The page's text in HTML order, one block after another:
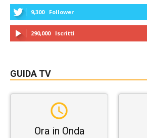
9,300 Follower
290,000 Iscritti
GUIDA TV
Ora in Onda